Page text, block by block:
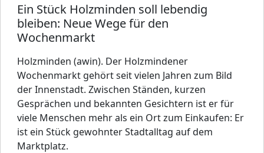
Ein Stück Holzminden soll lebendig
bleiben: Neue Wege für den
Wochenmarkt
Holzminden (awin). Der Holzmindener
Wochenmarkt gehört seit vielen Jahren zum Bild
der Innenstadt. Zwischen Ständen, kurzen
Gesprächen und bekannten Gesichtern ist er für
viele Menschen mehr als ein Ort zum Einkaufen: Er
ist ein Stück gewohnter Stadtalltag auf dem
Marktplatz.